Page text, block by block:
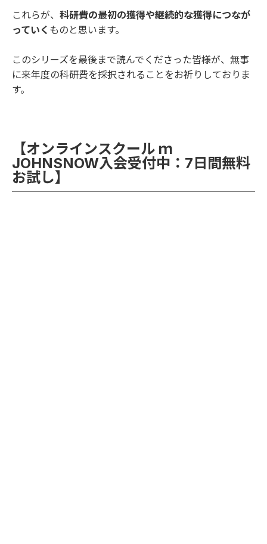
これらが、 科研費の最初の獲得や継続的な獲得につなが
っていく ものと思います。
このシリーズを最後まで読んでくださった皆様が、無事
に来年度の科研費を採択されることをお祈りしておりま
す。
【オンラインスクール ｍ
JOHNSNOW入会受付中：7日間無料
お試し】